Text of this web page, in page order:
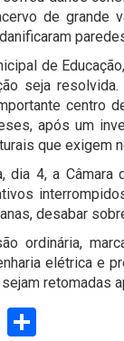
de grande
de
seja
centro
após um
que exigem
dia 4, a Câmara
desabar
ordinária,
elétrica e
retomadas
Email